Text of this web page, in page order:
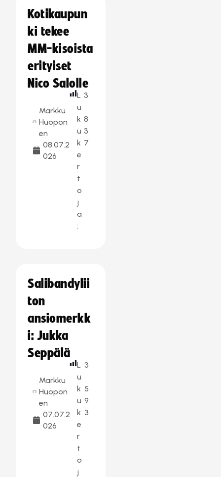
Kotikaupun
ki tekee
MM-kisoista
erityiset
Nico Salolle
Markku
Huopon
en
08.07.2
026
L
u
k
u
k
e
r
t
o
j
a
:
3
8
3
7
Salibandylii
ton
ansiomerkk
i: Jukka
Seppälä
Markku
Huopon
en
07.07.2
026
L
u
k
u
k
e
r
t
o
j
3
5
9
3